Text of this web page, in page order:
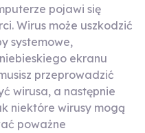
pojawi się
Wirus może uszkodzić
systemowe,
ekranu
przeprowadzić
wirusa, a następnie
niektóre wirusy mogą
poważne